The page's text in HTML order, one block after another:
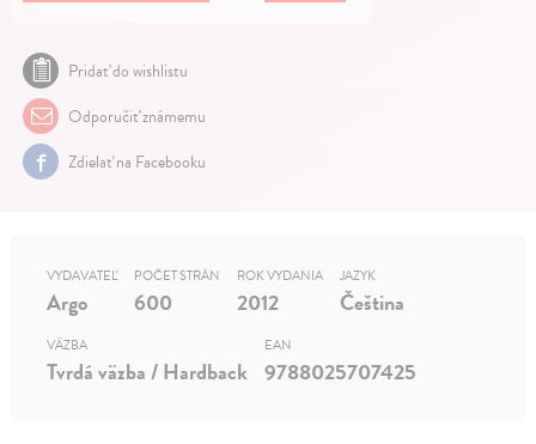
Pridať do wishlistu
Odporučiť známemu
Zdielať na Facebooku
VYDAVATEĽ
Argo
POČET STRÁN
600
ROK VYDANIA
2012
JAZYK
Čeština
VÄZBA
Tvrdá väzba / Hardback
EAN
9788025707425